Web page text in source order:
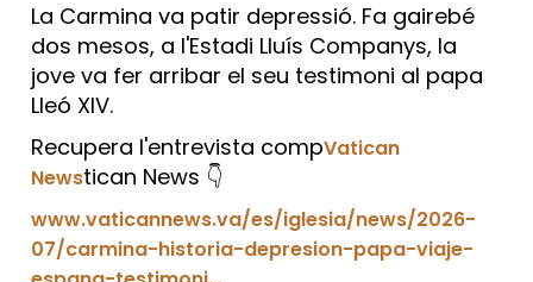
La Carmina va patir depressió. Fa gairebé
dos mesos, a l'Estadi Lluís Companys, la
jove va fer arribar el seu testimoni al papa
Lleó XIV.
Recupera l'entrevista compVatican
Newstican News 👇
www.vaticannews.va/es/iglesia/news/2026-
07/carmina-historia-depresion-papa-viaje-